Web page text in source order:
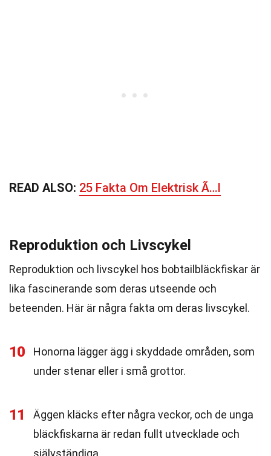
READ ALSO: 25 Fakta Om Elektrisk Ã…l
Reproduktion och Livscykel
Reproduktion och livscykel hos bobtailbläckfiskar är
lika fascinerande som deras utseende och
beteenden. Här är några fakta om deras livscykel.
10
Honorna lägger ägg i skyddade områden, som
under stenar eller i små grottor.
11
Äggen kläcks efter några veckor, och de unga
bläckfiskarna är redan fullt utvecklade och
självständiga.